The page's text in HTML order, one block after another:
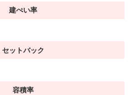
建ぺい率
セットバック
容積率